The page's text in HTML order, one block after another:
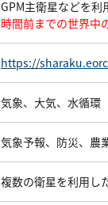
GPM主衛星などを利
時間前までの世界中
https://
気象、大気、水循環
気象予報、防災、農
複数の衛星を利用し